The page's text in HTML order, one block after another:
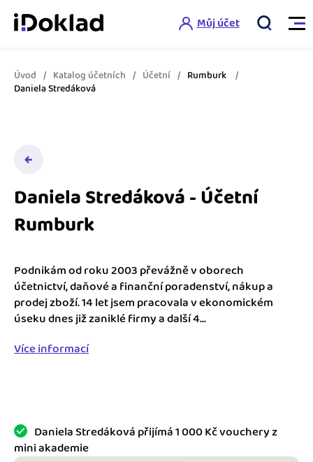
Vlastnosti
Správa kontaktů
Hlídání cashflow
Spolupráce s účetní
Propojení na další systémy
Spřátelené účetní
Katalog doplňků
Nápověda
Jak začít podnikat
Jak se vyznat ve fakturaci
Blog
Šablony faktur
Šablona pro plátce DPH
Šablona pro neplátce DPH
Registrovat ZDARMA
Můj účet
Úvod Katalog účetních Účetní
Rumburk
Daniela Stredáková
Daniela Stredáková - Účetní
Rumburk
Podnikám od roku 2003 převážně v oborech
účetnictví, daňové a finanční poradenství, nákup a
prodej zboží. 14 let jsem pracovala v ekonomickém
úseku dnes již zaniklé firmy a další 4...
Více informací
Daniela Stredáková přijímá 1 000 Kč vouchery z
mini akademie